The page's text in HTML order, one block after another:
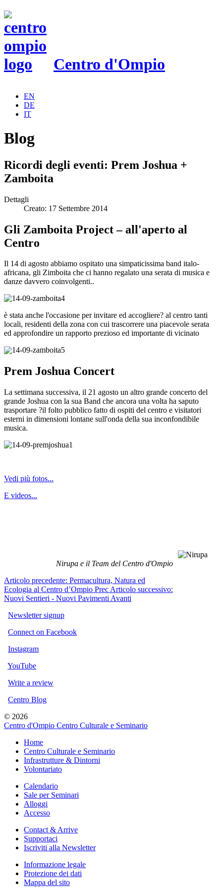
Centro d'Ompio
EN
DE
IT
Blog
Ricordi degli eventi: Prem Joshua +
Zamboita
Dettagli
Creato: 17 Settembre 2014
Gli Zamboita Project – all'aperto al
Centro
Il 14 di agosto abbiamo ospitato una simpaticissima band italo-
africana, gli Zimboita che ci hanno regalato una serata di musica e
danze davvero coinvolgenti..
è stata anche l'occasione per invitare ed accogliere? al centro tanti
locali, residenti della zona con cui trascorrere una piacevole serata
ed approfondire un rapporto prezioso ed importante di vicinato
Prem Joshua Concert
La settimana successiva, il 21 agosto un altro grande concerto del
grande Joshua con la sua Band che ancora una volta ha saputo
trasportare ?il folto pubblico fatto di ospiti del centro e visitatori
esterni in dimensioni lontane sull'onda della sua inconfondibile
musica.
Vedi più fotos...
E videos...
Nirupa e il Team del Centro d'Ompio
Articolo precedente: Permacultura, Natura ed
Ecologia al Centro d’Ompio Prec Articolo successivo:
Nuovi Sentieri - Nuovi Pavimenti Avanti
Newsletter signup
Connect on Facebook
Instagram
YouTube
Write a review
Centro Blog
© 2026
Centro d'Ompio Centro Culturale e Seminario
Home
Centro Culturale e Seminario
Infrastrutture & Dintorni
Volontariato
Calendario
Sale per Seminari
Alloggi
Accesso
Contact & Arrive
Supportaci
Iscriviti alla Newsletter
Informazione legale
Protezione dei dati
Mappa del sito